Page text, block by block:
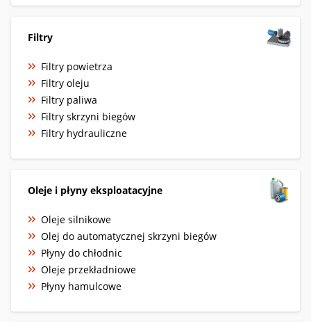
Filtry
Filtry powietrza
Filtry oleju
Filtry paliwa
Filtry skrzyni biegów
Filtry hydrauliczne
Oleje i płyny eksploatacyjne
Oleje silnikowe
Olej do automatycznej skrzyni biegów
Płyny do chłodnic
Oleje przekładniowe
Płyny hamulcowe